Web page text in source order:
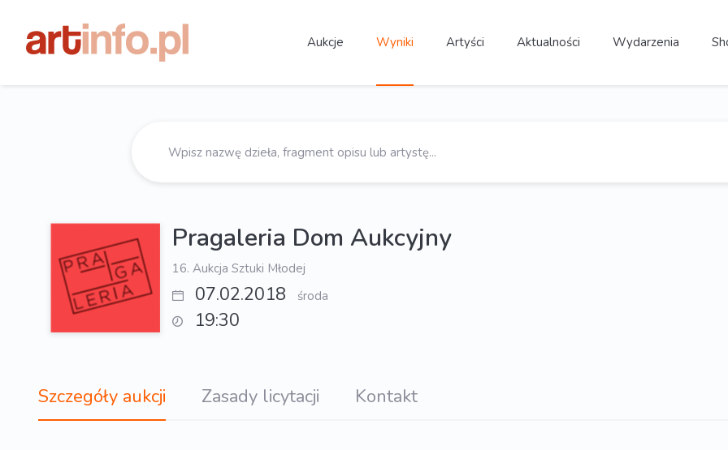
Aukcje Wyniki Artyści Aktualności Wydarzenia
Pragaleria Dom Aukcyjny
16. Aukcja Sztuki Młodej
07.02.2018 środa
19:30
Szczegóły aukcji Zasady licytacji Kontakt